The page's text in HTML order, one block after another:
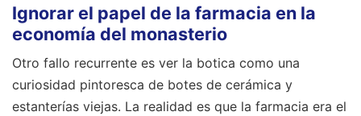
Ignorar el papel de la farmacia en la
economía del monasterio
Otro fallo recurrente es ver la botica como una
curiosidad pintoresca de botes de cerámica y
estanterías viejas. La realidad es que la farmacia era el